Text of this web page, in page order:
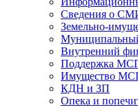
Сведения о
Земельно-
Внутренний
Поддержка
Имущество
КДН и ЗП
Опека и